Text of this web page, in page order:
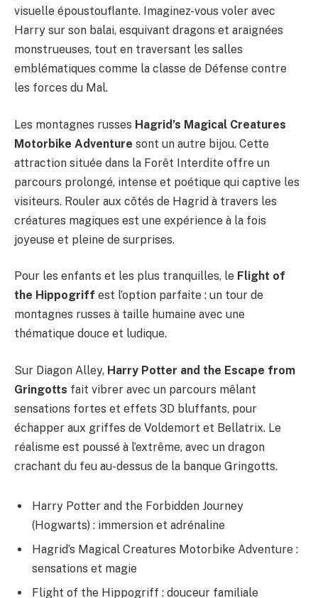
visuelle époustouflante. Imaginez-vous voler avec
Harry sur son balai, esquivant dragons et araignées
monstrueuses, tout en traversant les salles
emblématiques comme la classe de Défense contre
les forces du Mal.
Les montagnes russes Hagrid’s Magical Creatures
Motorbike Adventure sont un autre bijou. Cette
attraction située dans la Forêt Interdite offre un
parcours prolongé, intense et poétique qui captive les
visiteurs. Rouler aux côtés de Hagrid à travers les
créatures magiques est une expérience à la fois
joyeuse et pleine de surprises.
Pour les enfants et les plus tranquilles, le Flight of
the Hippogriff est l’option parfaite : un tour de
montagnes russes à taille humaine avec une
thématique douce et ludique.
Sur Diagon Alley, Harry Potter and the Escape from
Gringotts fait vibrer avec un parcours mêlant
sensations fortes et effets 3D bluffants, pour
échapper aux griffes de Voldemort et Bellatrix. Le
réalisme est poussé à l’extrême, avec un dragon
crachant du feu au-dessus de la banque Gringotts.
Harry Potter and the Forbidden Journey
(Hogwarts) : immersion et adrénaline
Hagrid’s Magical Creatures Motorbike Adventure :
sensations et magie
Flight of the Hippogriff : douceur familiale